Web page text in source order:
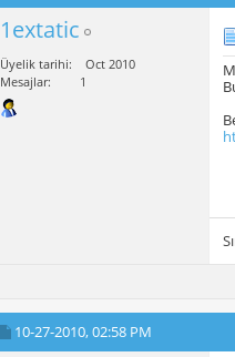
1extatic
Üyelik tarihi
Oct 2010
Mesajlar
1
10-27-2010,02:58 PM